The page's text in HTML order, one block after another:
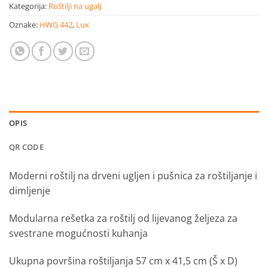
Kategorija: Roštilji na ugalj
Oznake: HWG 442, Lux
OPIS
QR CODE
Moderni roštilj na drveni ugljen i pušnica za roštiljanje i
dimljenje
Modularna rešetka za roštilj od lijevanog željeza za
svestrane mogućnosti kuhanja
Ukupna površina roštiljanja 57 cm x 41,5 cm (Š x D)